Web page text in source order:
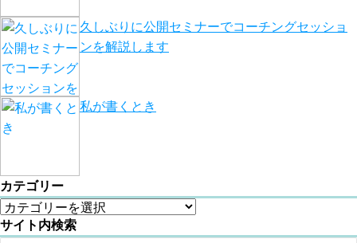
久しぶりに公開セミナーでコーチングセッショ
ンを解説します
私が書くとき
カテゴリー
サイト内検索